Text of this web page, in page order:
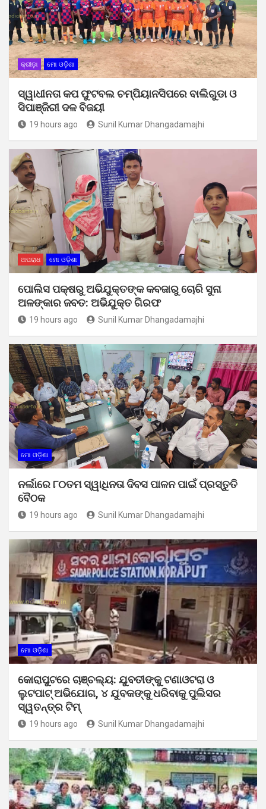
କ୍ରୀଡ଼ା ମୋ ଓଡ଼ିଶା
ସ୍ୱାଧୀନତା କପ ଫୁଟବଲ ଚମ୍ପିୟାନସିପରେ ବାଲିଗୁଡା ଓ
ସିପାଞ୍ଜିରୀ ଦଳ ବିଜୟୀ
19 hours ago Sunil Kumar Dhangadamajhi
ଅପରାଧ ମୋ ଓଡ଼ିଶା
ପୋଲିସ ପକ୍ଷରୁ ଅଭିଯୁକ୍ତଙ୍କ କବଜାରୁ ଚୋରି ସୁନା
ଅଳଙ୍କାର ଜବତ: ଅଭିଯୁକ୍ତ ଗିରଫ
19 hours ago Sunil Kumar Dhangadamajhi
ମୋ ଓଡ଼ିଶା
ନର୍ଲାରେ ୮୦ତମ ସ୍ୱାଧିନତା ଦିବସ ପାଳନ ପାଇଁ ପ୍ରସ୍ତୁତି
ବୈଠକ
19 hours ago Sunil Kumar Dhangadamajhi
ମୋ ଓଡ଼ିଶା
କୋରାପୁଟରେ ଚାଞ୍ଚଲ୍ୟ: ଯୁବତୀଙ୍କୁ ଟଣାଓଟରା ଓ
ଲୁଟପାଟ୍ ଅଭିଯୋଗ, ୪ ଯୁବକଙ୍କୁ ଧରିବାକୁ ପୁଲିସର
ସ୍ୱତନ୍ତ୍ର ଟିମ୍
19 hours ago Sunil Kumar Dhangadamajhi